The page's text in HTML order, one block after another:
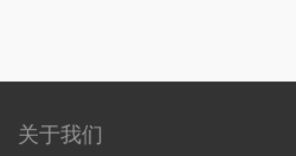
关于我们